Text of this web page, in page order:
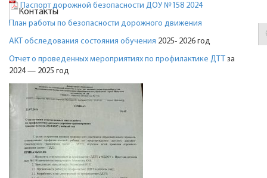
Контакты
Паспорт дорожной безопасности ДОУ №158 2024
План работы по безопасности дорожного движения
АКТ обследования состояния обучения 2025- 2026 год
Отчет о проведенных мероприятиях по профилактике ДТТ за
2024 — 2025 год